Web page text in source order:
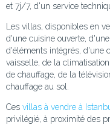
et 7j/7, d'un service
Les villas, disponibles en
d'une cuisine ouverte,
d'éléments intégrés, d'une
vaisselle, de la
de chauffage, de la
chauffage au sol.
Ces villas à vendre à
privilégié, à proximité des